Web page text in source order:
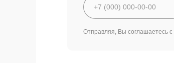
Отправляя, Вы соглашаетесь с